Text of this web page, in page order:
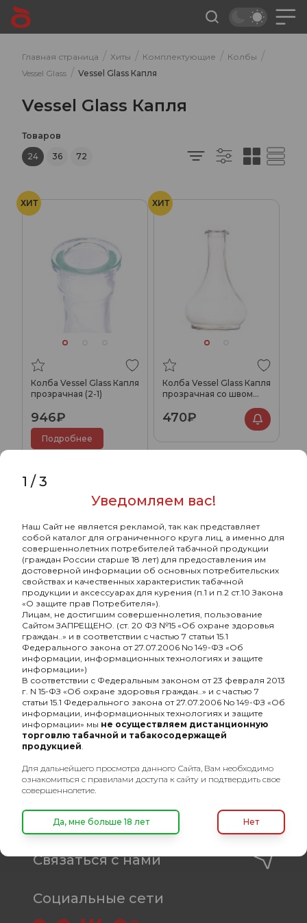
Главная страница / Хиты / Комплектующие / Колбы /
Vessel Glass / Vessel Glass Капля
Vessel Glass Капля
Товаров
24
36 72
ХИТ
Колба Vessel Glass Капля
прозрачная (2-1)
946₽
Подробнее
ХИТ
Колба Vessel Glass Капля
прозрачная со швом
470₽
Оптовый портал
товаров для кальяна
8 (495) 740-22-08
8 (800) 222-82-00
Время работы
пн-пт: с 10:00 до 19:00
info@oshisha.net
О компании
Покупателям
Связаться с нами
Социальные сети
1 /3
Уведомляем вас!
Наш Сайт не является рекламой, так как представляет
собой каталог для ограниченного круга лиц, а именно для
совершеннолетних потребителей табачной продукции
(граждан России старше 18 лет) для предоставления им
достоверной информации об основных потребительских
свойствах и качественных характеристик табачной
продукции и аксессуарах для курения (п.1 и п.2 ст.10 Закона
«О защите прав Потребителя»).
Лицам, не достигшим совершеннолетия, пользование
Сайтом ЗАПРЕЩЕНО. (ст. 20 ФЗ №15 «Об охране здоровья
граждан..» и в соответствии с частью 7 статьи 15.1
Федерального закона от 27.07.2006 No 149-ФЗ «Об
информации, информационных технологиях и защите
информации»)
В соответствии с Федеральным законом от 23 февраля 2013
г. N 15-ФЗ «Об охране здоровья граждан..» и с частью 7
статьи 15.1 Федерального закона от 27.07.2006 No 149-ФЗ «Об
информации, информационных технологиях и защите
информации» мы не осуществляем дистанционную
торговлю табачной и табакосодержащей
продукцией.
Для дальнейшего просмотра данного Сайта, Вам необходимо
ознакомиться с правилами доступа к сайту и подтвердить свое
совершеннолетие.
Да, мне больше 18 лет Нет